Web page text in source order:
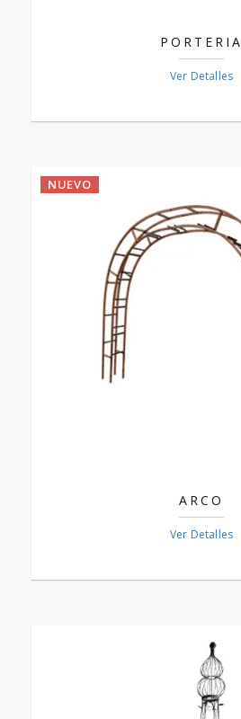
PORTERIA
Ver Detalles
NUEVO
ARCO
Ver Detalles